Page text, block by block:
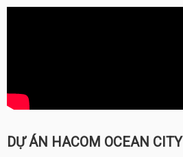
DỰ ÁN HACOM OCEAN CITY